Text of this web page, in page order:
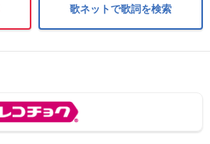
歌ネットで歌詞を検索